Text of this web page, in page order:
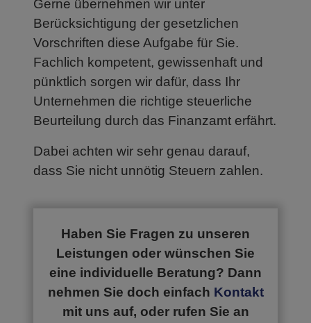
Gerne übernehmen wir unter
Berücksichtigung der gesetzlichen
Vorschriften diese Aufgabe für Sie.
Fachlich kompetent, gewissenhaft und
pünktlich sorgen wir dafür, dass Ihr
Unternehmen die richtige steuerliche
Beurteilung durch das Finanzamt erfährt.
Dabei achten wir sehr genau darauf,
dass Sie nicht unnötig Steuern zahlen.
Haben Sie Fragen zu unseren
Leistungen oder wünschen Sie
eine individuelle Beratung? Dann
nehmen Sie doch einfach Kontakt
mit uns auf, oder rufen Sie an